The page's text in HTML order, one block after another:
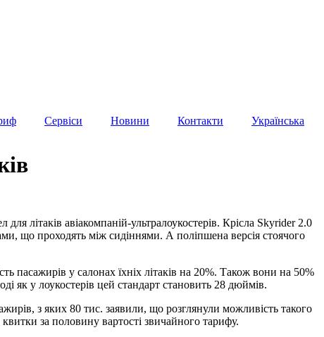
Сервіси Новини Контакти Українська
літаків авіакомпаній-ультралоукостерів. Крісла Skyrider 2.0
що проходять між сидіннями. А поліпшена версія стоячого
пасажирів у салонах їхніх літаків на 20%. Також вони на 50%
як у лоукостерів цей стандарт становить 28 дюймів.
з яких 80 тис. заявили, що розглянули можливість такого
за половину вартості звичайного тарифу.